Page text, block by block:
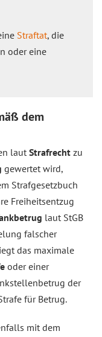
Straftat, die
oder eine
dem
laut Strafrecht zu
gewertet wird,
Strafgesetzbuch
Freiheitsentzug
laut StGB
falscher
das maximale
oder einer
der
für Betrug.
mit dem